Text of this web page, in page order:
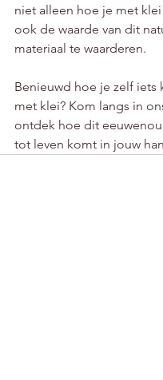
niet alleen hoe je met
ook de waarde van dit
materiaal te waarderen.
Benieuwd hoe je zelf iets
met klei? Kom langs in
ontdek hoe dit
tot leven komt in jouw